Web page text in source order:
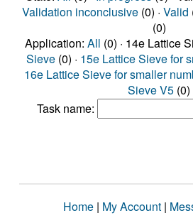
Validation inconclusive(0) · Valid
(0)
Application: All (0) · 14e Lattice
Sieve (0) · 15e Lattice Sieve for
16e Lattice Sieve for smaller
Sieve V5 (0)
Task name:
Home | My Account |